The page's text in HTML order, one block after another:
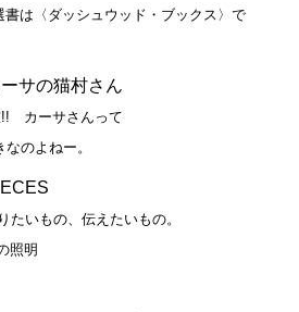
書は〈ダッシュウッド・ブックス〉で
サの猫村さん
カーサさんって
のよねー。
たいもの、伝えたいもの。
照明